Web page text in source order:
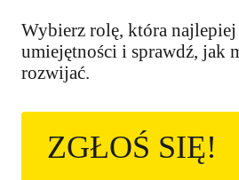
Wybierz rolę, która
umiejętności i sprawdź, jak
rozwijać.
ZGŁOŚ SIĘ!